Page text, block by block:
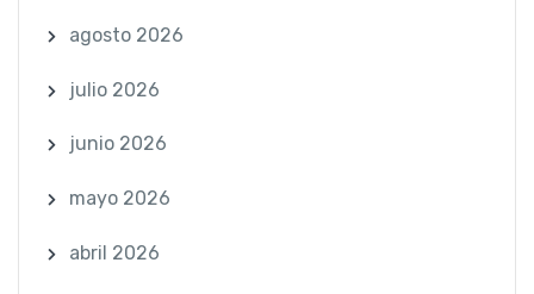
agosto 2026
julio 2026
junio 2026
mayo 2026
abril 2026